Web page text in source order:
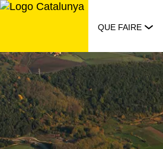
Aller
QUE FAIRE